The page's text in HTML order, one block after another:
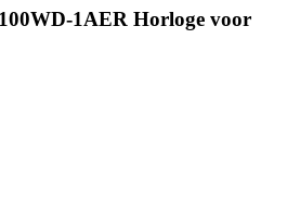
1AER Horloge voor